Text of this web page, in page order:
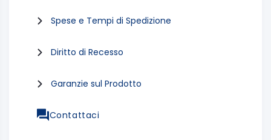
Spese e Tempi di Spedizione
Diritto di Recesso
Garanzie sul Prodotto
Contattaci